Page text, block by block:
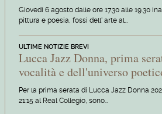
Giovedi 6 agosto dalle ore 17.30 alle 19.30
pittura e poesia, fossi dell' arte al…
ULTIME NOTIZIE BREVI
Lucca Jazz Donna, prima
vocalità e dell'universo
Per la prima serata di Lucca Jazz Donna
21:15 al Real Collegio, sono…